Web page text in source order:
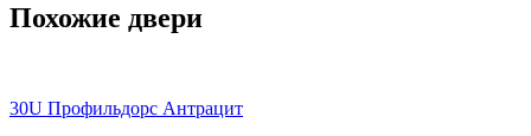
Похожие двери
30U Профильдорс Антрацит